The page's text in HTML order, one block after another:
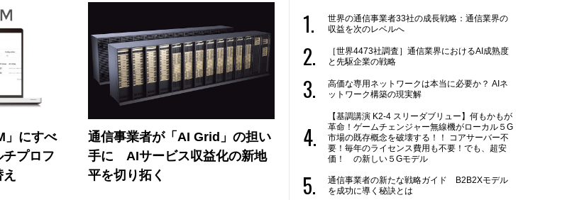
」にすべ
プロフ
通信事業者が「AI Grid」の担い
手に AIサービス収益化の新地
平を切り拓く
世界の通信事業者33社の成長戦略：通信業界の
収益を次のレベルへ
［世界4473社調査］通信業界におけるAI成熟度
と先駆企業の戦略
高価な専用ネットワークは本当に必要か？ AIネ
ットワーク構築の現実解
【基調講演 K2-4 スリーダブリュー】何もかもが
革命！ゲームチェンジャー無線機がローカル５G
市場の既存概念を破壊する！！ コアサーバー不
要！毎年のライセンス費用も不要！でも、超安
価！ の新しい５Gモデル
通信事業者の新たな戦略ガイド B2B2Xモデル
を成功に導く秘訣とは